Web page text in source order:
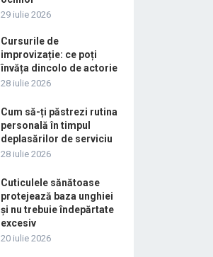
29 iulie 2026
Cursurile de
improvizație: ce poți
învăța dincolo de actorie
28 iulie 2026
Cum să-ți păstrezi rutina
personală în timpul
deplasărilor de serviciu
28 iulie 2026
Cuticulele sănătoase
protejează baza unghiei
și nu trebuie îndepărtate
excesiv
20 iulie 2026